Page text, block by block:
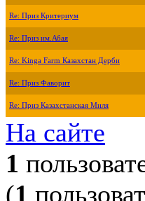
Re: Приз Критериум
Re: Приз им.Абая
Re: Kinga Farm Казахстан Дерби
Re: Приз Фаворит
Re: Приз Казахстанская Миля
На сайте
1
(1